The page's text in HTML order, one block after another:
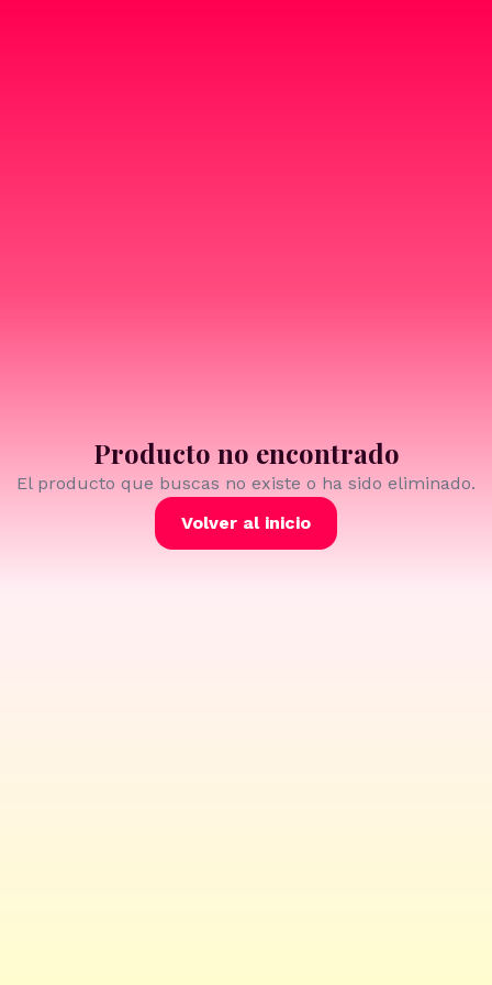
Producto no encontrado
El producto que buscas no existe o ha sido eliminado.
Volver al inicio